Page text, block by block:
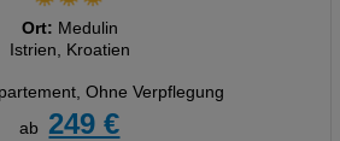
Ort: Medulin
Istrien, Kroatien
Ohne Verpflegung
ab
249 €